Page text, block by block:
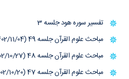
تفسیر سوره هود جلسه 3
مباحث علوم القرآن جلسه 49 (1402/11/04)
مباحث علوم القرآن جلسه 48 (1402/10/27)
مباحث علوم القرآن جلسه 47 (1402/10/20)